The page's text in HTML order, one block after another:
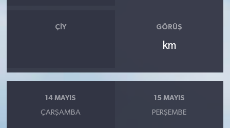
ÇIY GÖRÜŞ
km
14 MAYIS
ÇARŞAMBA
15 MAYIS
PERŞEMBE
Resmi İlanlar
Savaştepe